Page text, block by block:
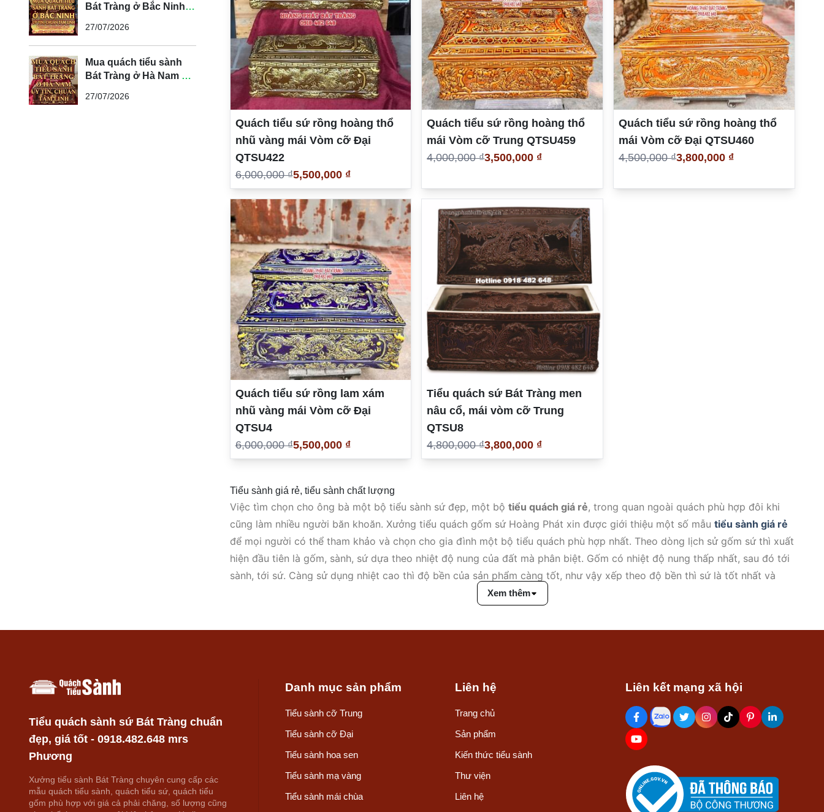
Bát Tràng ở Bắc Ninh
27/07/2026
Mua quách tiểu sành
Bát Tràng ở Hà Nam uy
27/07/2026
Quách tiểu sứ rồng hoàng thổ
nhũ vàng mái Vòm cỡ Đại
QTSU422
6,000,000 ₫5,500,000 ₫
Quách tiểu sứ rồng hoàng thổ
mái Vòm cỡ Trung QTSU459
4,000,000 ₫3,500,000 ₫
Quách tiểu sứ rồng hoàng thổ
mái Vòm cỡ Đại QTSU460
4,500,000 ₫3,800,000 ₫
Quách tiểu sứ rồng lam xám
nhũ vàng mái Vòm cỡ Đại
QTSU4
6,000,000 ₫5,500,000 ₫
Tiểu quách sứ Bát Tràng men
nâu cổ, mái vòm cỡ Trung
QTSU8
4,800,000 ₫3,800,000 ₫
Tiểu sành giá rẻ, tiểu sành chất lượng
Việc tìm chọn cho ông bà một bộ tiểu sành sứ đẹp, một bộ tiểu quách giá rẻ, trong quan ngoài quách phù hợp đôi khi
cũng làm nhiều người băn khoăn. Xưởng tiểu quách gốm sứ Hoàng Phát xin được giới thiệu một số mẫu tiểu sành giá rẻ
để mọi người có thể tham khảo và chọn cho gia đình một bộ tiểu quách phù hợp nhất. Theo dòng lịch sử gốm sứ thì xuất
hiện đầu tiên là gốm, sành, sứ dựa theo nhiệt độ nung của đất mà phân biệt. Gốm có nhiệt độ nung thấp nhất, sau đó tới
sành, tới sứ. Càng sử dụng nhiệt cao thì độ bền của sản phẩm càng tốt, như vậy xếp theo độ bền thì sứ là tốt nhất và
trước thường được làm bằng sành vì bị giới hạn bởi công nghệ nung, hiện tại
công nghệ nung đã tiên tiến hơn rất nhiều, công nghệ mới sử dụng gas hóa lỏng để đốt cho nên
Xem thêm
Tiểu quách sành sứ Bát Tràng chuẩn
đẹp, giá tốt - 0918.482.648 mrs
Phương
Xưởng tiểu sành Bát Tràng chuyên cung cấp các
mẫu quách tiểu sành, quách tiểu sứ, quách tiểu
gốm phù hợp với giá cả phải chăng, số lượng cũng
Danh mục sản phẩm
Tiểu sành cỡ Trung
Tiểu sành cỡ Đại
Tiểu sành hoa sen
Tiểu sành mạ vàng
Tiểu sành mái chùa
Liên hệ
Trang chủ
Sản phẩm
Kiến thức tiểu sành
Thư viện
Liên hệ
Liên kết mạng xã hội